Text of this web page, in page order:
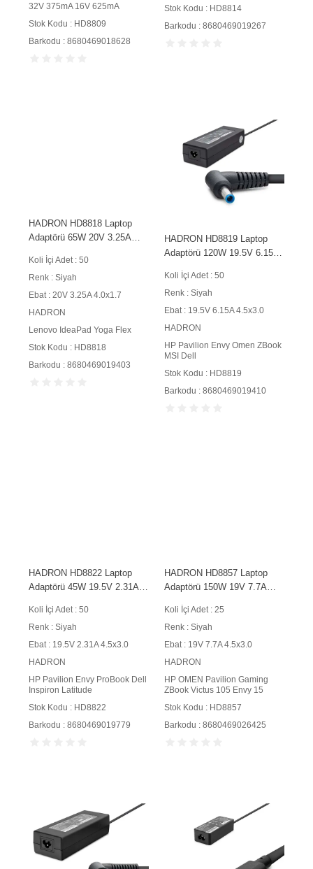
32V 375mA 16V 625mA
Stok Kodu : HD8809
Barkodu : 8680469018628
Stok Kodu : HD8814
Barkodu : 8680469019267
HADRON HD8818 Laptop
Adaptörü 65W 20V 3.25A
Koli İçi Adet : 50
Renk : Siyah
Ebat : 20V 3.25A 4.0x1.7
HADRON
Lenovo IdeaPad Yoga Flex
Stok Kodu : HD8818
Barkodu : 8680469019403
HADRON HD8819 Laptop
Adaptörü 120W 19.5V 6.15A
Koli İçi Adet : 50
Renk : Siyah
Ebat : 19.5V 6.15A 4.5x3.0
HADRON
HP Pavilion Envy Omen ZBook
MSI Dell
Stok Kodu : HD8819
Barkodu : 8680469019410
HADRON HD8822 Laptop
Adaptörü 45W 19.5V 2.31A
Koli İçi Adet : 50
Renk : Siyah
Ebat : 19.5V 2.31A 4.5x3.0
HADRON
HP Pavilion Envy ProBook Dell
Inspiron Latitude
Stok Kodu : HD8822
Barkodu : 8680469019779
HADRON HD8857 Laptop
Adaptörü 150W 19V 7.7A
Koli İçi Adet : 25
Renk : Siyah
Ebat : 19V 7.7A 4.5x3.0
HADRON
HP OMEN Pavilion Gaming
ZBook Victus 105 Envy 15
Stok Kodu : HD8857
Barkodu : 8680469026425